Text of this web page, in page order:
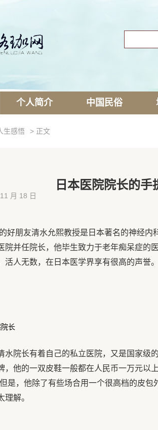
个人简介 中国民俗
生感悟 > 正文
日本医院院长的手
月 18 日
好朋友清水允熙教授是日本著名的神经内
院并任院长，他毕生致力于老年痴呆症的
活人无数，在日本医学界享有很高的声誉。
长
院长有着自己的私立医院，又是国家级
，他的一双皮鞋一般都在人民币一万元以
是，他除了有些场合用一个很高档的皮
理解。